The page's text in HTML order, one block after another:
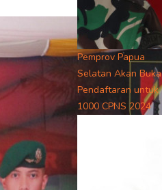
Pemprov Papua
Selatan Akan Buka
Pendaftaran untuk
1000 CPNS 2024